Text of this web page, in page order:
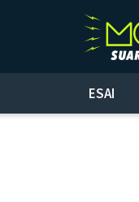
ESAI